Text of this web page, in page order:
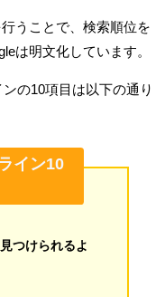
うことで、検索順位を
は明文化しています。
の10項目は以下の通り
イン10
つけられるよ